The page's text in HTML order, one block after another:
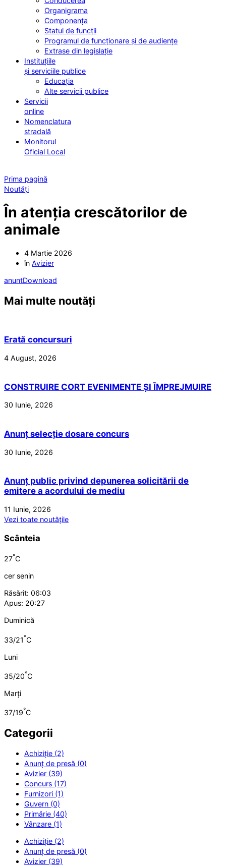
Organigrama
Componența
Statul de funcții
Programul de funcționare și de audiențe
Extrase din legislație
Instituțiile
și serviciile publice
Educația
Alte servicii publice
Servicii
online
Nomenclatura
stradală
Monitorul
Oficial Local
Prima pagină
Noutăți
În atenția crescătorilor de
animale
4 Martie 2026
în Avizier
anuntDownload
Mai multe noutăți
Erată concursuri
4 August, 2026
CONSTRUIRE CORT EVENIMENTE ȘI ÎMPREJMUIRE
30 Iunie, 2026
Anunț selecție dosare concurs
30 Iunie, 2026
Anunț public privind depunerea solicitării de
emitere a acordului de mediu
11 Iunie, 2026
Vezi toate noutățile
Scânteia
27°C
cer senin
Răsărit: 06:03
Apus: 20:27
Duminică
33/21°C
Luni
35/20°C
Marți
37/19°C
Categorii
Achiziție (2)
Anunț de presă (0)
Avizier (39)
Concurs (17)
Furnizori (1)
Guvern (0)
Primărie (40)
Vânzare (1)
Achiziție (2)
Anunț de presă (0)
Avizier (39)